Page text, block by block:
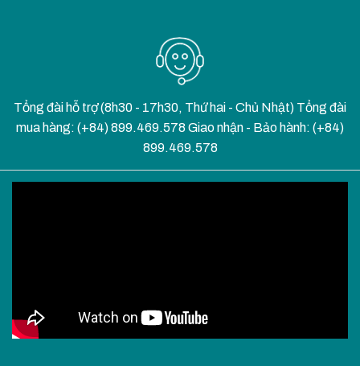
Tổng đài hỗ trợ (8h30 - 17h30, Thứ hai - Chủ Nhật) Tổng đài
mua hàng: (+84) 899.469.578 Giao nhận - Bảo hành: (+84)
899.469.578